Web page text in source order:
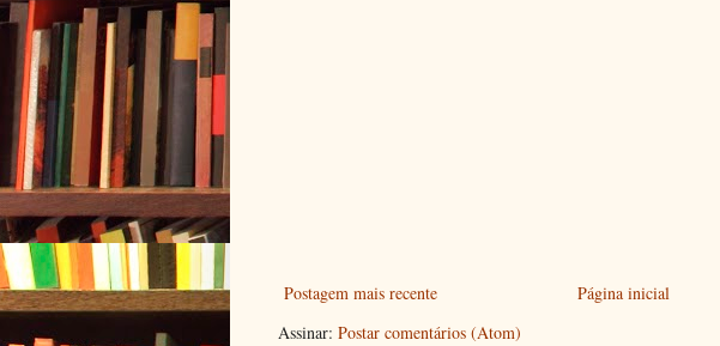
Postagem mais recente
Página inicial
Assinar: Postar comentários (Atom)